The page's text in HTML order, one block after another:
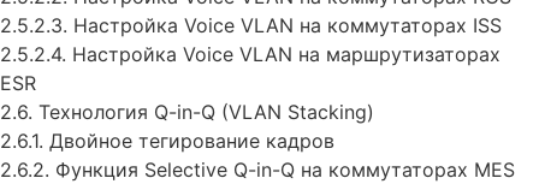
2.5.2.3. Настройка Voice VLAN на коммутаторах ISS
2.5.2.4. Настройка Voice VLAN на маршрутизаторах
ESR
2.6. Технология Q-in-Q (VLAN Stacking)
2.6.1. Двойное тегирование кадров
2.6.2. Функция Selective Q-in-Q на коммутаторах MES